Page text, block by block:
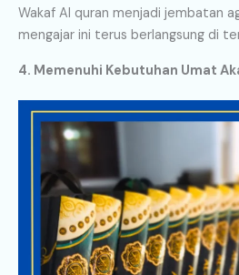
Wakaf Al quran menjadi jembatan
mengajar ini terus berlangsung di
4. Memenuhi Kebutuhan Umat